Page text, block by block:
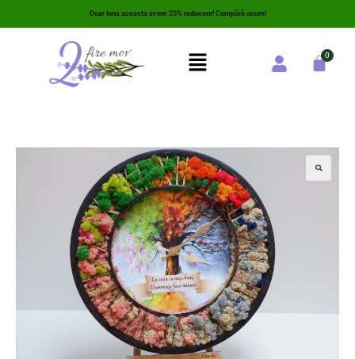
Doar luna aceasta avem 25% reducere! Cumpără acum!